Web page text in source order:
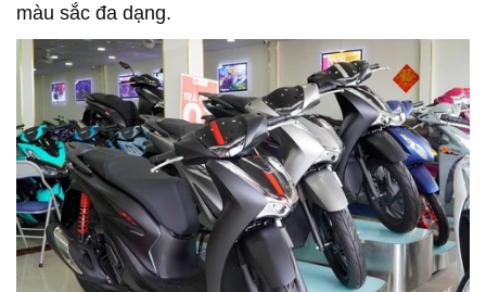
màu sắc đa dạng.